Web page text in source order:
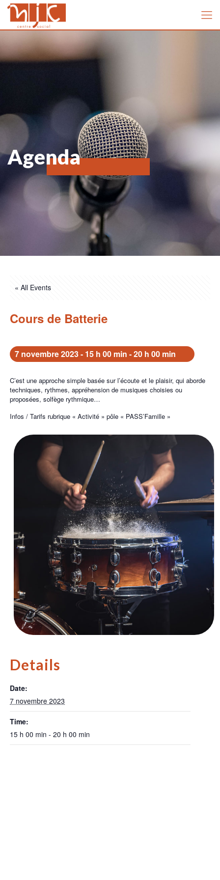
Agenda
« All Events
Cours de Batterie
7 novembre 2023 - 15 h 00 min -20 h 00 min
C’est une approche simple basée sur l’écoute et le plaisir, qui aborde
techniques, rythmes, appréhension de musiques choisies ou
proposées, solfège rythmique…
Infos / Tarifs rubrique « Activité » pôle « PASS’Famille »
Details
Date:
7 novembre 2023
Time:
15 h 00 min - 20 h 00 min